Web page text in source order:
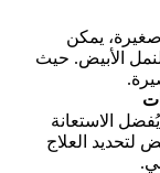
يمكن
الأبيض. حيث
الاستعانة
العلاج